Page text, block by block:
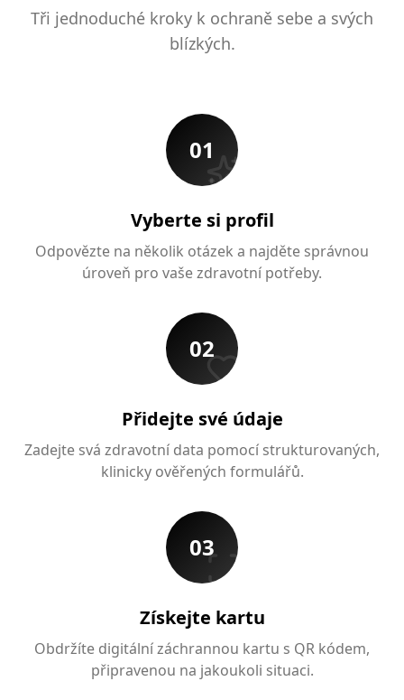
Tři jednoduché kroky k ochraně sebe a svých
blízkých.
01
Vyberte si profil
Odpovězte na několik otázek a najděte správnou
úroveň pro vaše zdravotní potřeby.
02
Přidejte své údaje
Zadejte svá zdravotní data pomocí strukturovaných,
klinicky ověřených formulářů.
03
Získejte kartu
Obdržíte digitální záchrannou kartu s QR kódem,
připravenou na jakoukoli situaci.